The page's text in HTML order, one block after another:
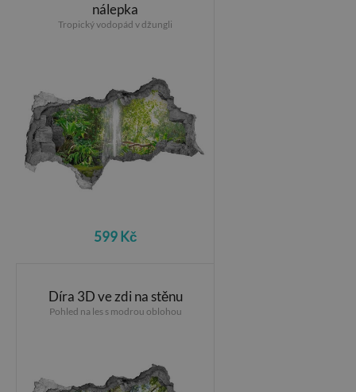
nálepka
Tropický vodopád v džungli
599 Kč
Díra 3D ve zdi na stěnu
Pohled na les s modrou oblohou